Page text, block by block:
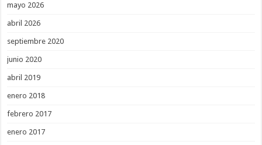
mayo 2026
abril 2026
septiembre 2020
junio 2020
abril 2019
enero 2018
febrero 2017
enero 2017